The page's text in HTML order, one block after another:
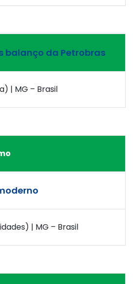
balanço da Petrobras
| MG – Brasil
| MG – Brasil